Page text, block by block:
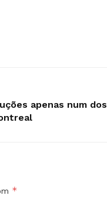
apenas num dos
*